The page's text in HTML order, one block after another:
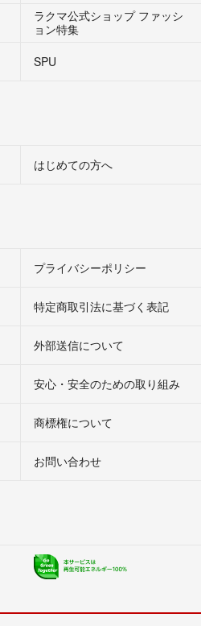
ラクマ公式ショップ ファッシ
ョン特集
SPU
はじめての方へ
プライバシーポリシー
特定商取引法に基づく表記
外部送信について
安心・安全のための取り組み
商標権について
お問い合わせ